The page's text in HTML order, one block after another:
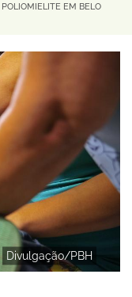
EM BELO
Divulgação/PBH